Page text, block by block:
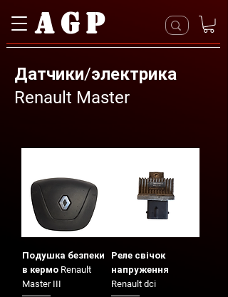
AGP
Датчики/электрика
Renault Master
Подушка безпеки
в кермо Renault
Master III
Реле свічок
напруження
Renault dci